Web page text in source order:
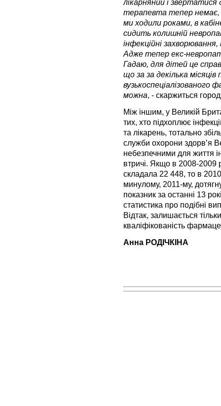
лікарняний і звертатися
терапевта тепер немає,
ми ходили роками, в
сидить колишній
інфекційні
Адже тепер екс-
Гадаю, для дітей це
що за за декілька
вузькоспеціалізованого
можна, - скаржиться
Між іншим, у Великій
тих, хто підхоплює
та лікарень, тотально
служби охорони здорвʼя
небезпечними для життя
втричі. Якщо в 2008-2009
складала 22 448, то в
минулому, 2011-му,
показник за останні 13
статистика про подібні
Відтак, залишається
кваліфікованість
Анна РОДІЧКІНА